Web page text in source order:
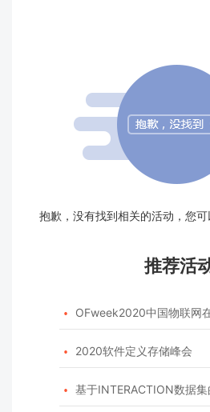
抱歉，没有找到相关的活动，您
推荐活
 OFweek2020中国物联网
 2020软件定义存储峰会
 基于INTERACTION数据集的自动